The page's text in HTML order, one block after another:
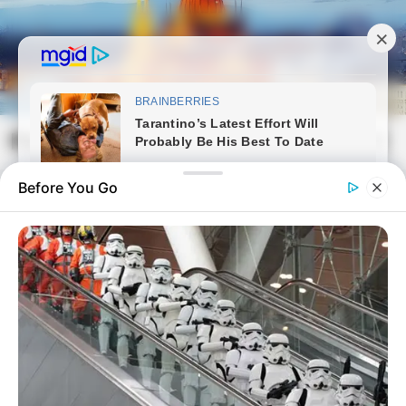
Skip
to
content
Magyarvilag.com
Search
Before You Go